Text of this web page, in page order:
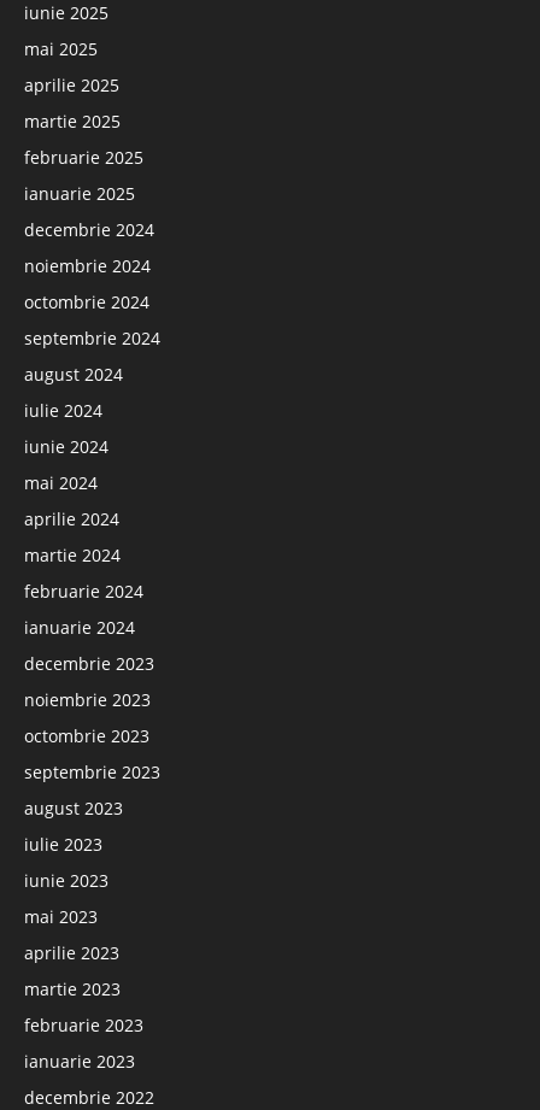
iunie 2025
mai 2025
aprilie 2025
martie 2025
februarie 2025
ianuarie 2025
decembrie 2024
noiembrie 2024
octombrie 2024
septembrie 2024
august 2024
iulie 2024
iunie 2024
mai 2024
aprilie 2024
martie 2024
februarie 2024
ianuarie 2024
decembrie 2023
noiembrie 2023
octombrie 2023
septembrie 2023
august 2023
iulie 2023
iunie 2023
mai 2023
aprilie 2023
martie 2023
februarie 2023
ianuarie 2023
decembrie 2022